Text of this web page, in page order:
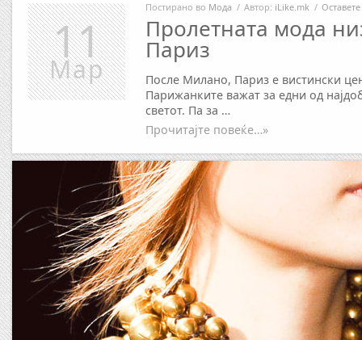
Постирано во Мода / Автор: iLike.mk /
Пролетната мода
Париз
После Милано, Париз е вистински
Парижанките важат за едни од
светот. Па за …
Прочитајте повеќе…»
11
Мар